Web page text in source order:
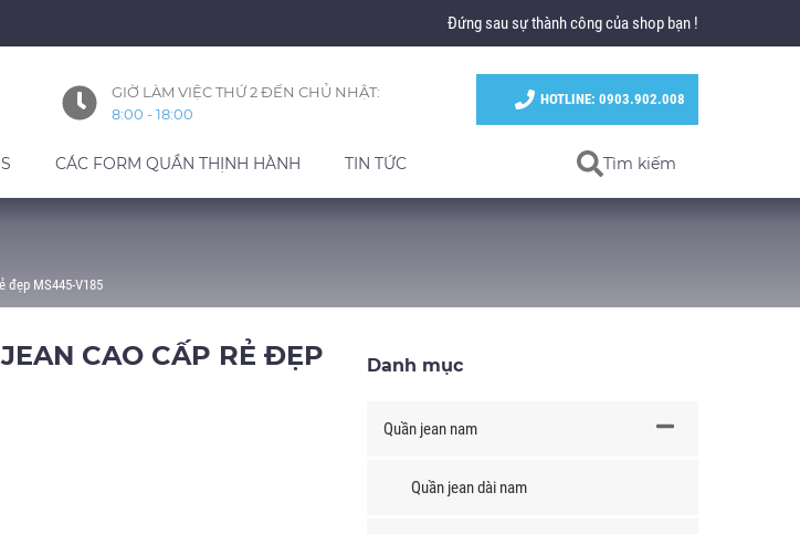
Đứng sau sự thành công của shop bạn !
GIỜ LÀM VIỆC THỨ 2 ĐẾN CHỦ NHẬT:
8:00 - 18:00
HOTLINE: 0903.902.008
CÁC FORM QUẦN THỊNH HÀNH TIN TỨC Tìm kiếm
đẹp MS445-V185
CAO CẤP RẺ ĐẸP
Danh mục
Quần jean nam
Quần jean dài nam